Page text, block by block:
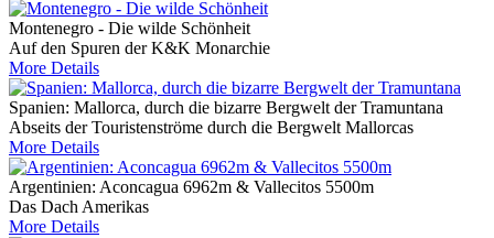
Montenegro - Die wilde Schönheit
Auf den Spuren der K&K Monarchie
More Details
Spanien: Mallorca, durch die bizarre Bergwelt der Tramuntana
Abseits der Touristenströme durch die Bergwelt Mallorcas
More Details
Argentinien: Aconcagua 6962m & Vallecitos 5500m
Das Dach Amerikas
More Details